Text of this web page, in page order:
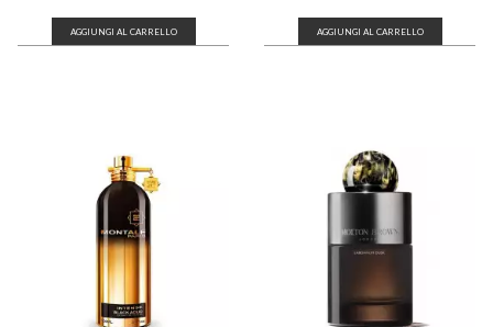
AGGIUNGI AL CARRELLO AGGIUNGI AL CARRELLO